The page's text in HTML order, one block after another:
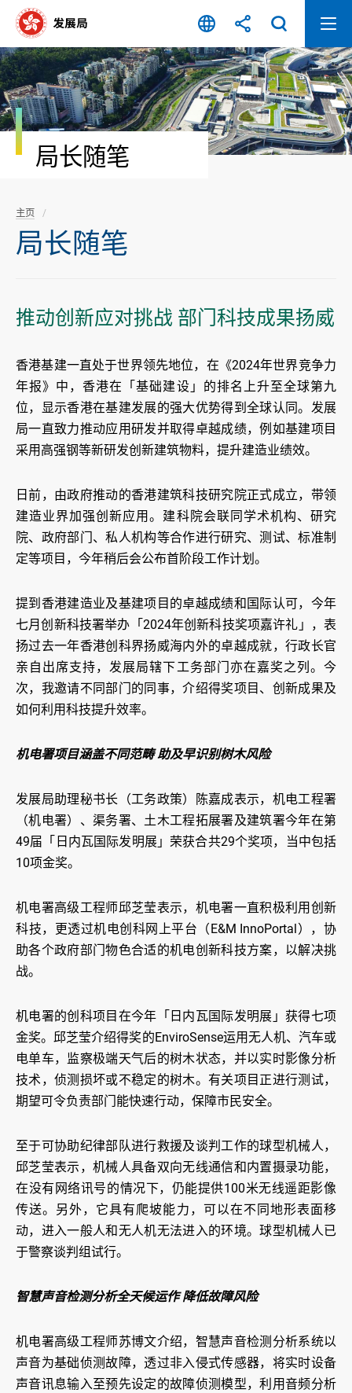
容
开
始
局长随笔
主页
局长随笔
推动创新应对挑战 部门科技成果扬威
香港基建一直处于世界领先地位，在《2024年世界竞争力
年报》中，香港在「基础建设」的排名上升至全球第九
位，显示香港在基建发展的强大优势得到全球认同。发展
局一直致力推动应用研发并取得卓越成绩，例如基建项目
采用高强钢等新研发创新建筑物料，提升建造业绩效。
日前，由政府推动的香港建筑科技研究院正式成立，带领
建造业界加强创新应用。建科院会联同学术机构、研究
院、政府部门、私人机构等合作进行研究、测试、标准制
定等项目，今年稍后会公布首阶段工作计划。
提到香港建造业及基建项目的卓越成绩和国际认可，今年
七月创新科技署举办「2024年创新科技奖项嘉许礼」，表
扬过去一年香港创科界扬威海内外的卓越成就，行政长官
亲自出席支持，发展局辖下工务部门亦在嘉奖之列。今
次，我邀请不同部门的同事，介绍得奖项目、创新成果及
如何利用科技提升效率。
机电署项目涵盖不同范畴 助及早识别树木风险
发展局助理秘书长（工务政策）陈嘉成表示，机电工程署
（机电署）、渠务署、土木工程拓展署及建筑署今年在第
49届「日内瓦国际发明展」荣获合共29个奖项，当中包括
10项金奖。
机电署高级工程师邱芝莹表示，机电署一直积极利用创新
科技，更透过机电创科网上平台（E&M InnoPortal），协
助各个政府部门物色合适的机电创新科技方案，以解决挑
战。
机电署的创科项目在今年「日内瓦国际发明展」获得七项
金奖。邱芝莹介绍得奖的EnviroSense运用无人机、汽车或
电单车，监察极端天气后的树木状态，并以实时影像分析
技术，侦测损坏或不稳定的树木。有关项目正进行测试，
期望可令负责部门能快速行动，保障市民安全。
至于可协助纪律部队进行救援及谈判工作的球型机械人，
邱芝莹表示，机械人具备双向无线通信和内置摄录功能，
在没有网络讯号的情况下，仍能提供100米无线遥距影像
传送。另外，它具有爬坡能力，可以在不同地形表面移
动，进入一般人和无人机无法进入的环境。球型机械人已
于警察谈判组试行。
智慧声音检测分析全天候运作 降低故障风险
机电署高级工程师苏博文介绍，智慧声音检测分析系统以
声音为基础侦测故障，透过非入侵式传感器，将实时设备
声音讯息输入至预先设定的故障侦测模型，利用音频分析